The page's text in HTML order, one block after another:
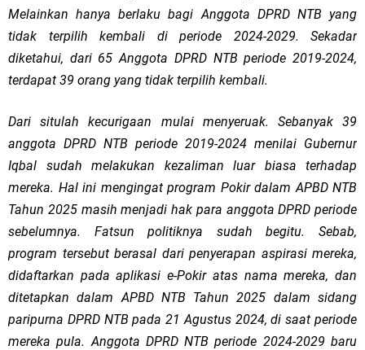
Melainkan hanya berlaku bagi Anggota DPRD NTB yang
tidak terpilih kembali di periode 2024-2029. Sekadar
diketahui, dari 65 Anggota DPRD NTB periode 2019-2024,
terdapat 39 orang yang tidak terpilih kembali.
Dari situlah kecurigaan mulai menyeruak. Sebanyak 39
anggota DPRD NTB periode 2019-2024 menilai Gubernur
Iqbal sudah melakukan kezaliman luar biasa terhadap
mereka. Hal ini mengingat program Pokir dalam APBD NTB
Tahun 2025 masih menjadi hak para anggota DPRD periode
sebelumnya. Fatsun politiknya sudah begitu. Sebab,
program tersebut berasal dari penyerapan aspirasi mereka,
didaftarkan pada aplikasi e-Pokir atas nama mereka, dan
ditetapkan dalam APBD NTB Tahun 2025 dalam sidang
paripurna DPRD NTB pada 21 Agustus 2024, di saat periode
mereka pula. Anggota DPRD NTB periode 2024-2029 baru